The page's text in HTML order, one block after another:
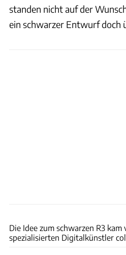
standen nicht auf der
ein schwarzer Entwurf doch
Die Idee zum schwarzen R3
spezialisierten Digitalkünstler